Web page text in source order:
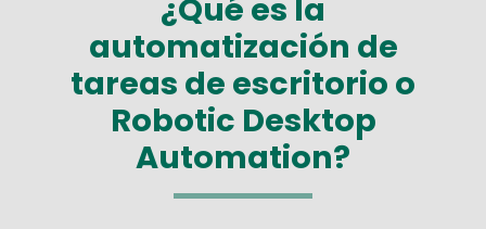
¿Qué es la
automatización de
tareas de escritorio o
Robotic Desktop
Automation?